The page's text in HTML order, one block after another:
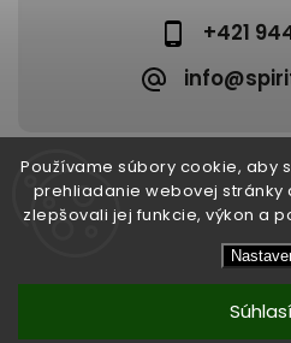
Používame súbory cookie, aby
prehliadanie webovej stránky
zlepšovali jej funkcie, výkon a
+421
Spiritalco
Upraviť
Shoptet